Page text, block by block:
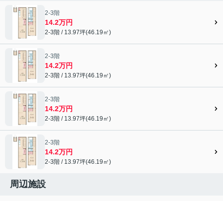
2-3階
14.2万円
2-3階 / 13.97坪(46.19㎡)
2-3階
14.2万円
2-3階 / 13.97坪(46.19㎡)
2-3階
14.2万円
2-3階 / 13.97坪(46.19㎡)
2-3階
14.2万円
2-3階 / 13.97坪(46.19㎡)
周辺施設